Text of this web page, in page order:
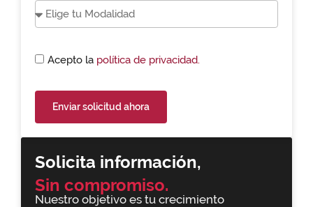
Solicita información,
Sin compromiso.
Nuestro objetivo es tu crecimiento
Acepto la política de privacidad.
Enviar solicitud ahora